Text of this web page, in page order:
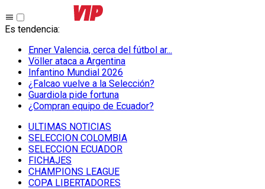
Es tendencia:
Enner Valencia, cerca del fútbol ar...
Völler ataca a Argentina
Infantino Mundial 2026
¿Falcao vuelve a la Selección?
Guardiola pide fortuna
¿Compran equipo de Ecuador?
ULTIMAS NOTICIAS
SELECCION COLOMBIA
SELECCION ECUADOR
FICHAJES
CHAMPIONS LEAGUE
COPA LIBERTADORES